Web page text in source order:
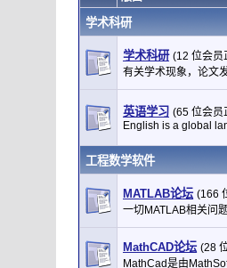
学术科研
学术科研 (12 位会员
有关学术现象，论文
英语学习 (65 位会员
English is a global
工程数学软件
MATLAB论坛 (166
一切MATLAB相关问
MathCAD论坛 (28
MathCad是由